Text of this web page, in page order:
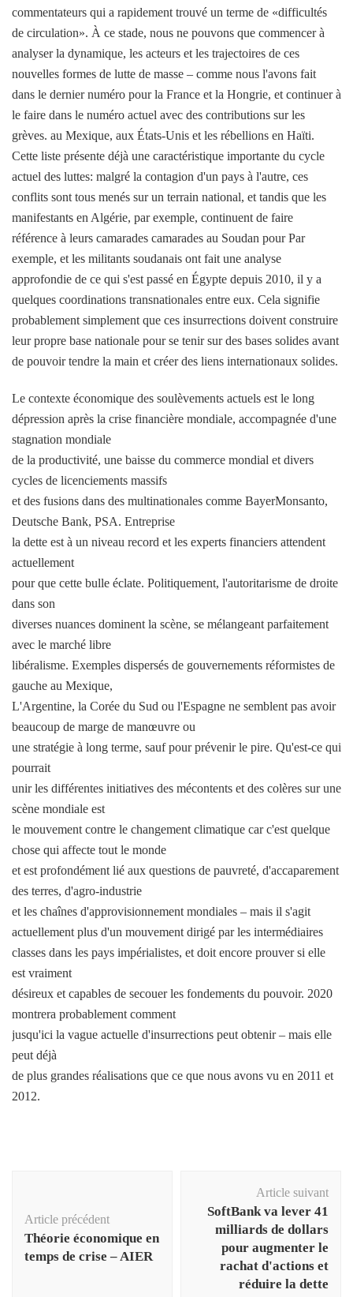
commentateurs qui a rapidement trouvé un terme de «difficultés
de circulation». À ce stade, nous ne pouvons que commencer à
analyser la dynamique, les acteurs et les trajectoires de ces
nouvelles formes de lutte de masse – comme nous l'avons fait
dans le dernier numéro pour la France et la Hongrie, et continuer à
le faire dans le numéro actuel avec des contributions sur les
grèves. au Mexique, aux États-Unis et les rébellions en Haïti.
Cette liste présente déjà une caractéristique importante du cycle
actuel des luttes: malgré la contagion d'un pays à l'autre, ces
conflits sont tous menés sur un terrain national, et tandis que les
manifestants en Algérie, par exemple, continuent de faire
référence à leurs camarades camarades au Soudan pour Par
exemple, et les militants soudanais ont fait une analyse
approfondie de ce qui s'est passé en Égypte depuis 2010, il y a
quelques coordinations transnationales entre eux. Cela signifie
probablement simplement que ces insurrections doivent construire
leur propre base nationale pour se tenir sur des bases solides avant
de pouvoir tendre la main et créer des liens internationaux solides.
Le contexte économique des soulèvements actuels est le long
dépression après la crise financière mondiale, accompagnée d'une
stagnation mondiale
de la productivité, une baisse du commerce mondial et divers
cycles de licenciements massifs
et des fusions dans des multinationales comme BayerMonsanto,
Deutsche Bank, PSA. Entreprise
la dette est à un niveau record et les experts financiers attendent
actuellement
pour que cette bulle éclate. Politiquement, l'autoritarisme de droite
dans son
diverses nuances dominent la scène, se mélangeant parfaitement
avec le marché libre
libéralisme. Exemples dispersés de gouvernements réformistes de
gauche au Mexique,
L'Argentine, la Corée du Sud ou l'Espagne ne semblent pas avoir
beaucoup de marge de manœuvre ou
une stratégie à long terme, sauf pour prévenir le pire. Qu'est-ce qui
pourrait
unir les différentes initiatives des mécontents et des colères sur une
scène mondiale est
le mouvement contre le changement climatique car c'est quelque
chose qui affecte tout le monde
et est profondément lié aux questions de pauvreté, d'accaparement
des terres, d'agro-industrie
et les chaînes d'approvisionnement mondiales – mais il s'agit
actuellement plus d'un mouvement dirigé par les intermédiaires
classes dans les pays impérialistes, et doit encore prouver si elle
est vraiment
désireux et capables de secouer les fondements du pouvoir. 2020
montrera probablement comment
jusqu'ici la vague actuelle d'insurrections peut obtenir – mais elle
peut déjà
de plus grandes réalisations que ce que nous avons vu en 2011 et
2012.
Article précédent
Théorie économique en
temps de crise – AIER
Article suivant
SoftBank va lever 41
milliards de dollars
pour augmenter le
rachat d'actions et
réduire la dette